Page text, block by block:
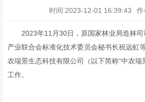
时间:2023-12-01 16:39:43 作
2023年11月30日，原国家林业局造林
产业联合会标准化技术委员会秘书长祝远虹
农瑞景生态科技有限公司（以下简称“中农瑞
工作。